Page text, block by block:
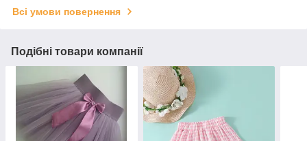
Всі умови повернення
Подібні товари компанії